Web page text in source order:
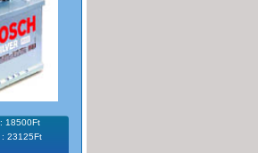
: 18500Ft
: 23125Ft